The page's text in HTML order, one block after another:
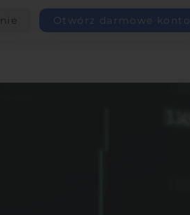
Otwórz darmowe konto